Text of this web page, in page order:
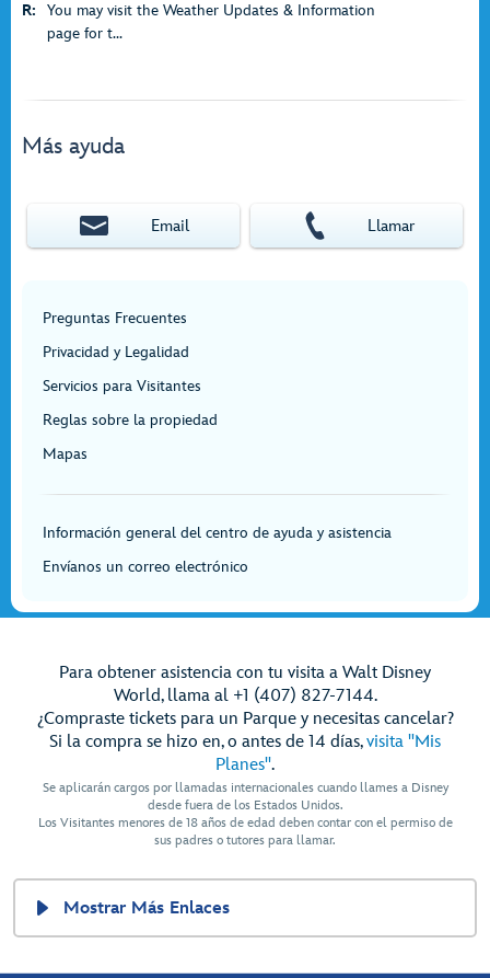
R:
You may visit the Weather Updates & Information
page for t...
Más ayuda
Email Llamar
Preguntas Frecuentes
Privacidad y Legalidad
Servicios para Visitantes
Reglas sobre la propiedad
Mapas
Información general del centro de ayuda y asistencia
Envíanos un correo electrónico
Para obtener asistencia con tu visita a Walt Disney
World, llama al +1 (407) 827-7144.
¿Compraste tickets para un Parque y necesitas cancelar?
Si la compra se hizo en, o antes de 14 días,visita "Mis
Planes".
Se aplicarán cargos por llamadas internacionales cuando llames a Disney
desde fuera de los Estados Unidos.
Los Visitantes menores de 18 años de edad deben contar con el permiso de
sus padres o tutores para llamar.
Mostrar Más Enlaces